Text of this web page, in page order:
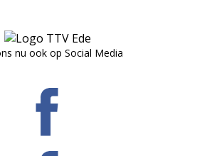
nu ook op Social Media